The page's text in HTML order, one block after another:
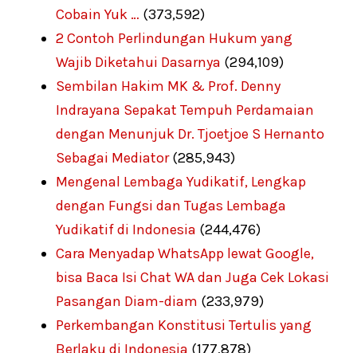
Cobain Yuk … (373,592)
2 Contoh Perlindungan Hukum yang
Wajib Diketahui Dasarnya (294,109)
Sembilan Hakim MK & Prof. Denny
Indrayana Sepakat Tempuh Perdamaian
dengan Menunjuk Dr. Tjoetjoe S Hernanto
Sebagai Mediator (285,943)
Mengenal Lembaga Yudikatif, Lengkap
dengan Fungsi dan Tugas Lembaga
Yudikatif di Indonesia (244,476)
Cara Menyadap WhatsApp lewat Google,
bisa Baca Isi Chat WA dan Juga Cek Lokasi
Pasangan Diam-diam (233,979)
Perkembangan Konstitusi Tertulis yang
Berlaku di Indonesia (177,878)